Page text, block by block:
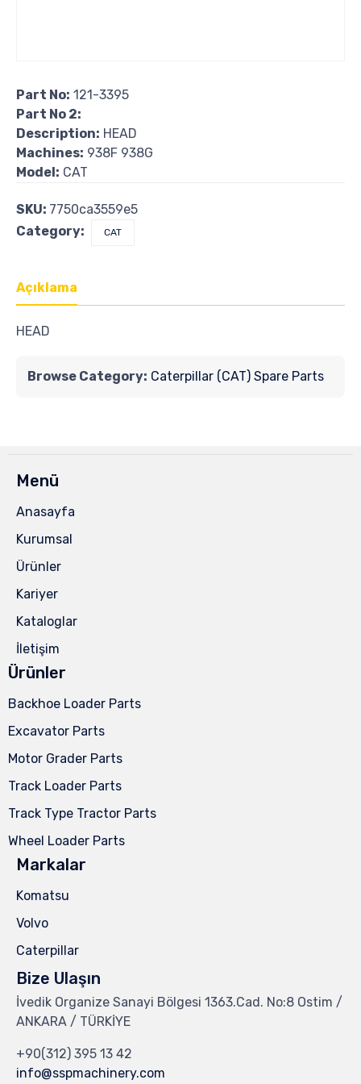
Part No: 121-3395
Part No 2:
Description: HEAD
Machines: 938F 938G
Model: CAT
SKU: 7750ca3559e5
Category:
CAT
Açıklama
HEAD
Browse Category: Caterpillar (CAT) Spare Parts
Menü
Anasayfa
Kurumsal
Ürünler
Kariyer
Kataloglar
İletişim
Ürünler
Backhoe Loader Parts
Excavator Parts
Motor Grader Parts
Track Loader Parts
Track Type Tractor Parts
Wheel Loader Parts
Markalar
Komatsu
Volvo
Caterpillar
Bize Ulaşın
İvedik Organize Sanayi Bölgesi 1363.Cad. No:8 Ostim /
ANKARA / TÜRKİYE
+90(312) 395 13 42
info@sspmachinery.com